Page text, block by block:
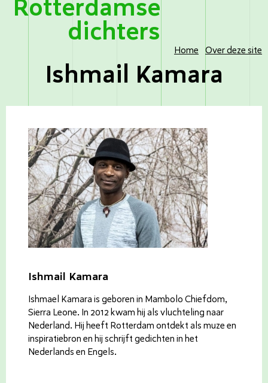
Rotterdamse
dichters
Home Over deze site
Ishmail Kamara
Ishmail Kamara
Ishmael Kamara is geboren in Mambolo Chiefdom,
Sierra Leone. In 2012 kwam hij als vluchteling naar
Nederland. Hij heeft Rotterdam ontdekt als muze en
inspiratiebron en hij schrijft gedichten in het
Nederlands en Engels.